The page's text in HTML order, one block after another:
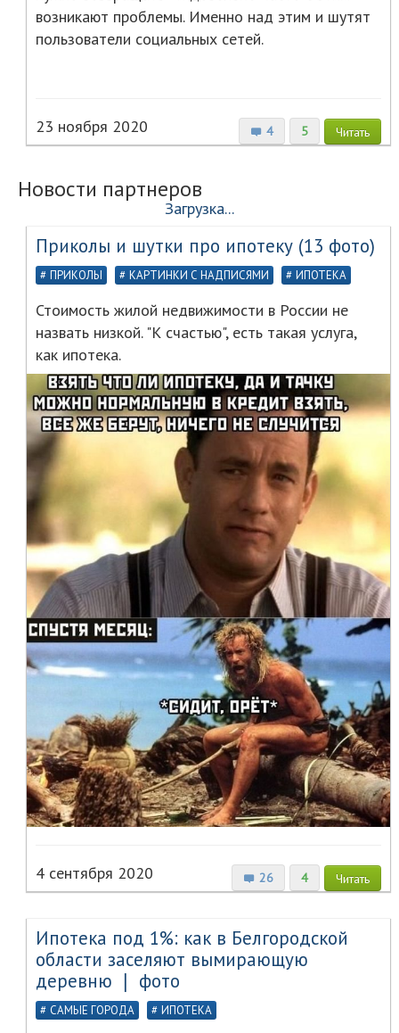
возникают проблемы. Именно над этим и шутят
пользователи социальных сетей.
4 5 Читать
23 ноября 2020
Новости партнеров
Загрузка...
Приколы и шутки про ипотеку (13 фото)
ПРИКОЛЫ КАРТИНКИ С НАДПИСЯМИ ИПОТЕКА
Стоимость жилой недвижимости в России не
назвать низкой. "К счастью", есть такая услуга,
как ипотека.
26 4 Читать
4 сентября 2020
Ипотека под 1%: как в Белгородской
области заселяют вымирающую
деревню ❘ фото
САМЫЕ ГОРОДА ИПОТЕКА